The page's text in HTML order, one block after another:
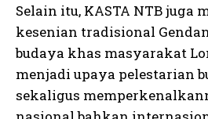
Selain itu, KASTA NTB juga
kesenian tradisional
budaya khas masyarakat
menjadi upaya pelestarian
sekaligus